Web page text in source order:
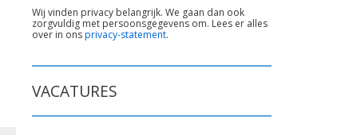
TEKST
ONDER
FORMULIER
Wij vinden privacy belangrijk. We gaan dan ook
zorgvuldig met persoonsgegevens om. Lees er alles
over in onsprivacy-statement.
VACATURES